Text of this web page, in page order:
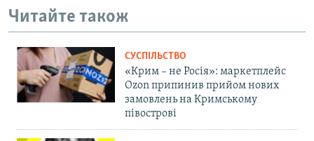
Читайте також
СУСПІЛЬСТВО
«Крим – не Росія»: маркетплейс
Ozon припинив прийом нових
замовлень на Кримському
півострові